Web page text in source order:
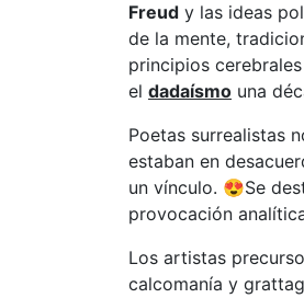
Freud y las ideas
de la mente,
principios
el dadaísmo una
Poetas surrealistas
estaban en
un vínculo. 😍Se
provocación
Los artistas
calcomanía y